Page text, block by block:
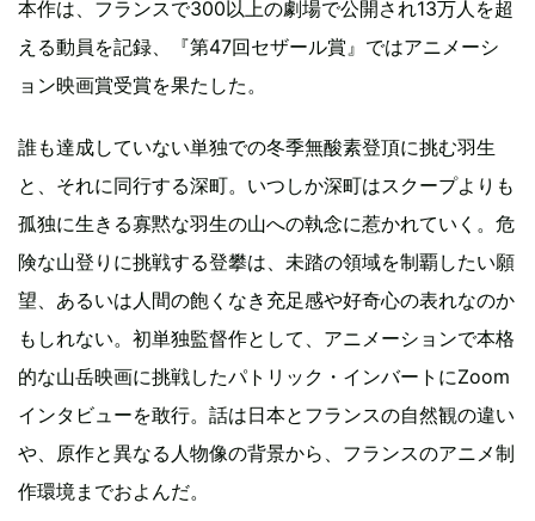
本作は、フランスで300以上の劇場で公開され13万人を超
える動員を記録、『第47回セザール賞』ではアニメーシ
ョン映画賞受賞を果たした。
誰も達成していない単独での冬季無酸素登頂に挑む羽生
と、それに同行する深町。いつしか深町はスクープよりも
孤独に生きる寡黙な羽生の山への執念に惹かれていく。危
険な山登りに挑戦する登攀は、未踏の領域を制覇したい願
望、あるいは人間の飽くなき充足感や好奇心の表れなのか
もしれない。初単独監督作として、アニメーションで本格
的な山岳映画に挑戦したパトリック・インバートにZoom
インタビューを敢行。話は日本とフランスの自然観の違い
や、原作と異なる人物像の背景から、フランスのアニメ制
作環境までおよんだ。